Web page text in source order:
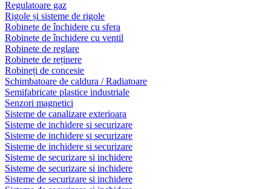
Regulatoare gaz
Rigole și sisteme de rigole
Robinete de închidere cu sfera
Robinete de închidere cu ventil
Robinete de reglare
Robinete de reținere
Robineți de concesie
Schimbatoare de caldura / Radiatoare
Semifabricate plastice industriale
Senzori magnetici
Sisteme de canalizare exterioara
Sisteme de inchidere si securizare
Sisteme de inchidere si securizare
Sisteme de inchidere si securizare
Sisteme de securizare si inchidere
Sisteme de securizare si inchidere
Sisteme de securizare si inchidere